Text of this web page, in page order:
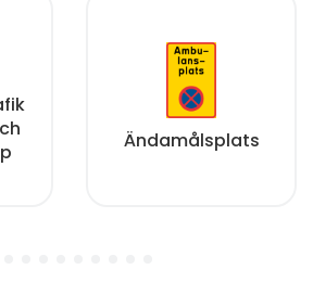
Ändamålsplats